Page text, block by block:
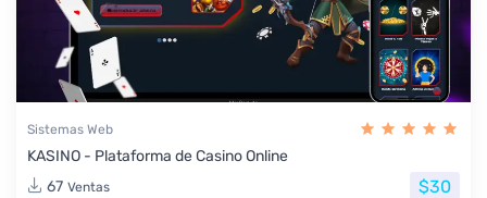
Sistemas Web
KASINO - Plataforma de Casino Online
67 Ventas $30